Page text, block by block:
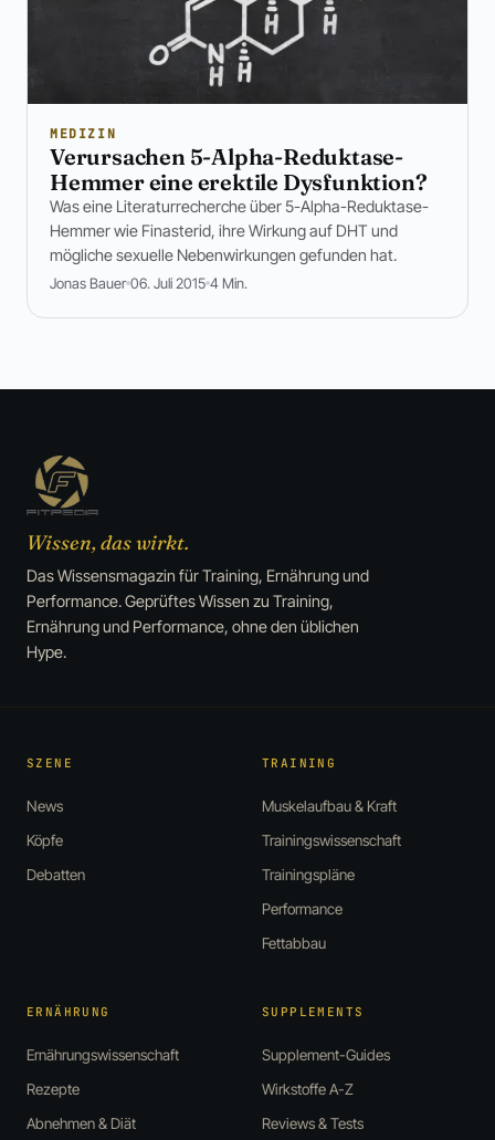
MEDIZIN
Verursachen 5-Alpha-Reduktase-
Hemmer eine erektile Dysfunktion?
Was eine Literaturrecherche über 5-Alpha-Reduktase-
Hemmer wie Finasterid, ihre Wirkung auf DHT und
mögliche sexuelle Nebenwirkungen gefunden hat.
Jonas Bauer 06. Juli 2015 4 Min.
Wissen, das wirkt.
Das Wissensmagazin für Training, Ernährung und
Performance. Geprüftes Wissen zu Training,
Ernährung und Performance, ohne den üblichen
Hype.
SZENE
News
Köpfe
Debatten
TRAINING
Muskelaufbau & Kraft
Trainingswissenschaft
Trainingspläne
Performance
Fettabbau
ERNÄHRUNG
Ernährungswissenschaft
Rezepte
Abnehmen & Diät
SUPPLEMENTS
Supplement-Guides
Wirkstoffe A-Z
Reviews & Tests